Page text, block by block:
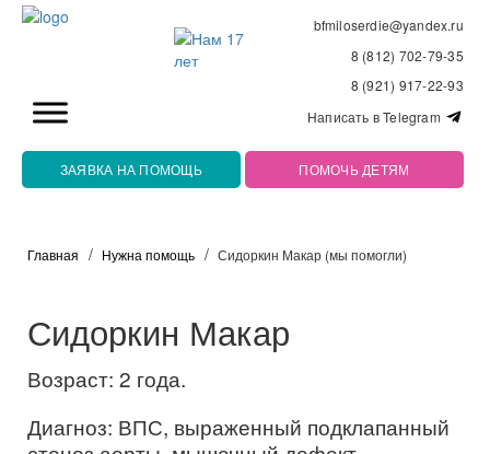
bfmiloserdie@yandex.ru
8 (812) 702-79-35
8 (921) 917-22-93
Написать в Telegram
ЗАЯВКА НА ПОМОЩЬ ПОМОЧЬ ДЕТЯМ
Главная Нужна помощь Сидоркин Макар (мы помогли)
Сидоркин Макар
Возраст: 2 года.
Диагноз: ВПС, выраженный подклапанный